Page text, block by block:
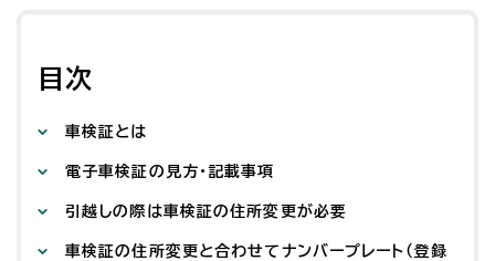
目次
車検証とは
電子車検証の見方・記載事項
引越しの際は車検証の住所変更が必要
車検証の住所変更と合わせてナンバープレート（登録